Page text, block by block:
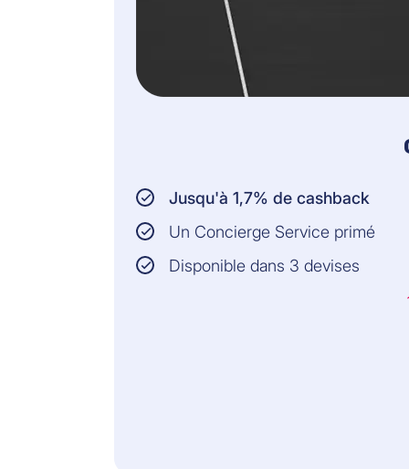
Jusqu'à 1,7% de cashback
Un Concierge Service primé
Disponible dans 3 devises